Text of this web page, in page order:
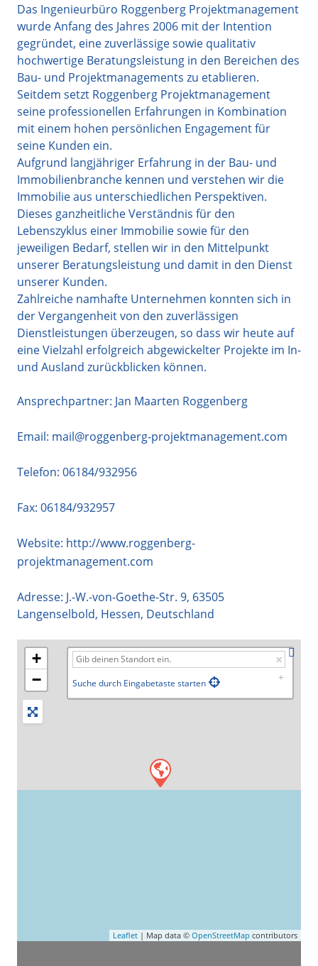
Das Ingenieurbüro Roggenberg Projektmanagement
wurde Anfang des Jahres 2006 mit der Intention
gegründet, eine zuverlässige sowie qualitativ
hochwertige Beratungsleistung in den Bereichen des
Bau- und Projektmanagements zu etablieren.
Seitdem setzt Roggenberg Projektmanagement
seine professionellen Erfahrungen in Kombination
mit einem hohen persönlichen Engagement für
seine Kunden ein.
Aufgrund langjähriger Erfahrung in der Bau- und
Immobilienbranche kennen und verstehen wir die
Immobilie aus unterschiedlichen Perspektiven.
Dieses ganzheitliche Verständnis für den
Lebenszyklus einer Immobilie sowie für den
jeweiligen Bedarf, stellen wir in den Mittelpunkt
unserer Beratungsleistung und damit in den Dienst
unserer Kunden.
Zahlreiche namhafte Unternehmen konnten sich in
der Vergangenheit von den zuverlässigen
Dienstleistungen überzeugen, so dass wir heute auf
eine Vielzahl erfolgreich abgewickelter Projekte im In-
und Ausland zurückblicken können.
Ansprechpartner: Jan Maarten Roggenberg
Email: mail@roggenberg-projektmanagement.com
Telefon: 06184/932956
Fax: 06184/932957
Website: http://www.roggenberg-
projektmanagement.com
Adresse: J.-W.-von-Goethe-Str. 9, 63505
Langenselbold, Hessen, Deutschland
+
−
Suche durch Eingabetaste starten
Leaflet | Map data © OpenStreetMap contributors